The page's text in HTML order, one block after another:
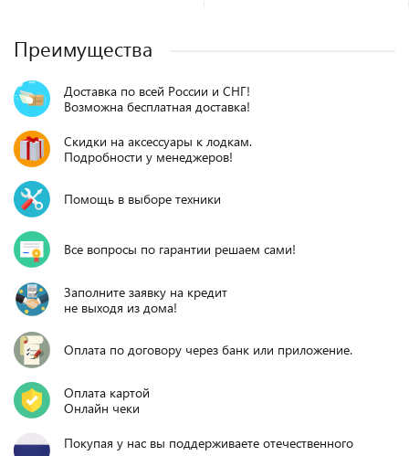
Преимущества
Доставка по всей России и СНГ!
Возможна бесплатная доставка!
Скидки на аксессуары к лодкам.
Подробности у менеджеров!
Помощь в выборе техники
Все вопросы по гарантии решаем сами!
Заполните заявку на кредит
не выходя из дома!
Оплата по договору через банк или приложение.
Оплата картой
Онлайн чеки
Покупая у нас вы поддерживаете отечественного